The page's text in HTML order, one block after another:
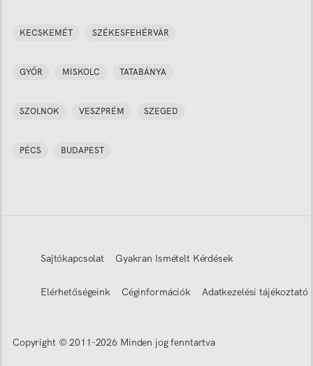
KECSKEMÉT SZÉKESFEHÉRVÁR
GYŐR MISKOLC TATABÁNYA
SZOLNOK VESZPRÉM SZEGED
PÉCS BUDAPEST
Sajtókapcsolat Gyakran Ismételt Kérdések
Elérhetőségeink Céginformációk Adatkezelési tájékoztató
Copyright © 2011-2026 Minden jog fenntartva